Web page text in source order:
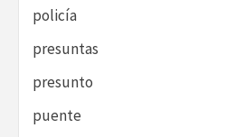
policía
presuntas
presunto
puente